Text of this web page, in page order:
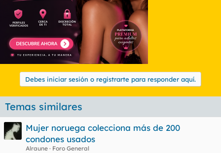
Debes iniciar sesión o registrarte para responder aquí.
Temas similares
Mujer noruega colecciona más de 200
condones usados
Alraune
Foro General